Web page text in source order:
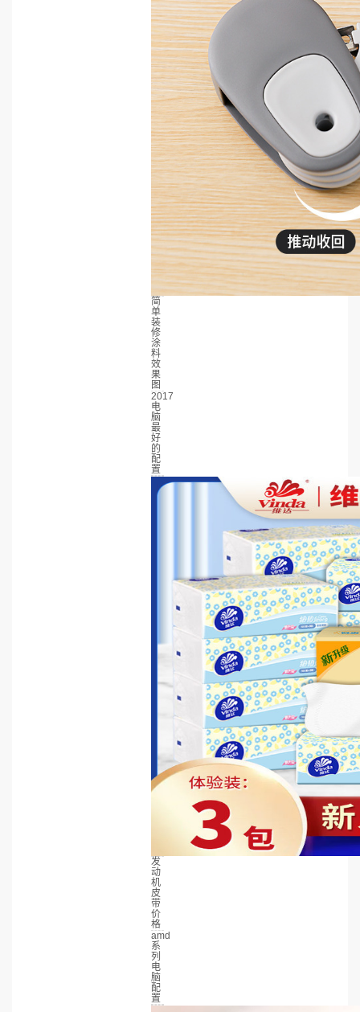
简
单
装
修
涂
料
效
果
图
2017
电
脑
最
好
的
配
置
发
动
机
皮
带
价
格
amd
系
列
电
脑
配
置